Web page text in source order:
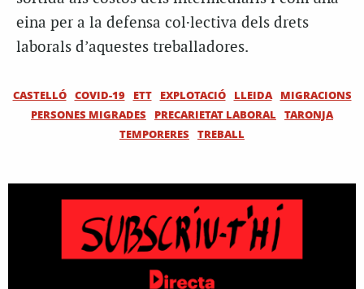
eina per a la defensa col·lectiva dels drets
laborals d’aquestes treballadores.
CASTELLÓ COVID-19 ETT EXPLOTACIÓ LLEIDA
MIGRACIONS
PERSONES MIGRADES
PRECARIETAT LABORAL
TARONJA
TEMPORERES
TREBALL